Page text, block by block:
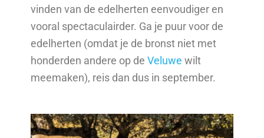
vinden van de edelherten eenvoudiger en
vooral spectaculairder. Ga je puur voor de
edelherten (omdat je de bronst niet met
honderden andere op deVeluwe wilt
meemaken), reis dan dus in september.